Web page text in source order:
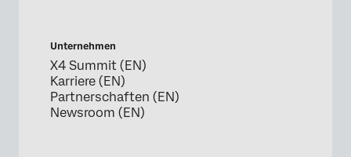
Unternehmen
X4 Summit (EN)
Karriere (EN)
Partnerschaften (EN)
Newsroom (EN)